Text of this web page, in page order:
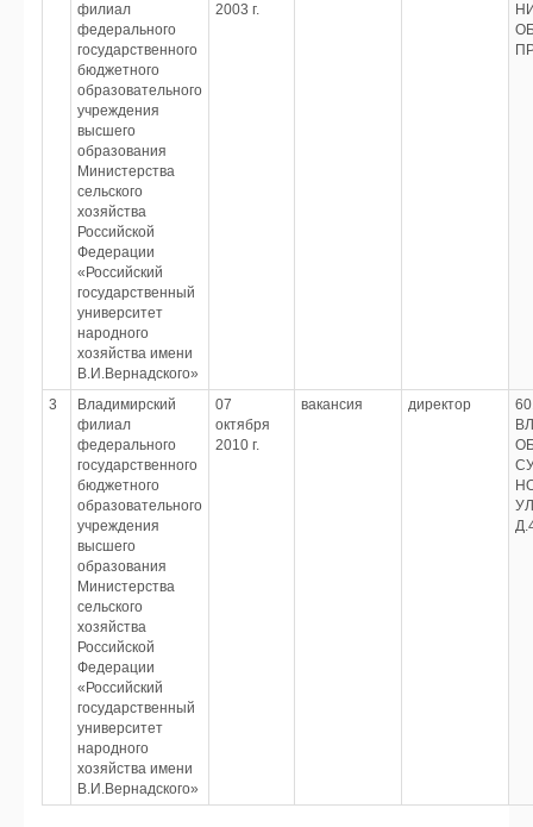
филиал
федерального
государственного
бюджетного
образовательного
учреждения
высшего
образования
Министерства
сельского
хозяйства
Российской
Федерации
«Российский
государственный
университет
народного
хозяйства имени
В.И.Вернадского»
2003 г.
3
Владимирский
филиал
федерального
государственного
бюджетного
образовательного
учреждения
высшего
образования
Министерства
сельского
хозяйства
Российской
Федерации
«Российский
государственный
университет
народного
хозяйства имени
В.И.Вернадского»
07
октября
2010 г.
вакансия директор